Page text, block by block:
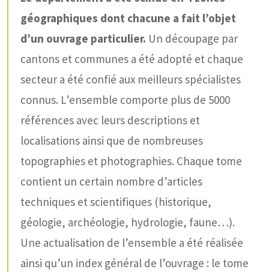
géographiques dont chacune a fait l’objet
d’un ouvrage particulier. Un découpage par
cantons et communes a été adopté et chaque
secteur a été confié aux meilleurs spécialistes
connus. L’ensemble comporte plus de 5000
références avec leurs descriptions et
localisations ainsi que de nombreuses
topographies et photographies. Chaque tome
contient un certain nombre d’articles
techniques et scientifiques (historique,
géologie, archéologie, hydrologie, faune…).
Une actualisation de l’ensemble a été réalisée
ainsi qu’un index général de l’ouvrage : le tome